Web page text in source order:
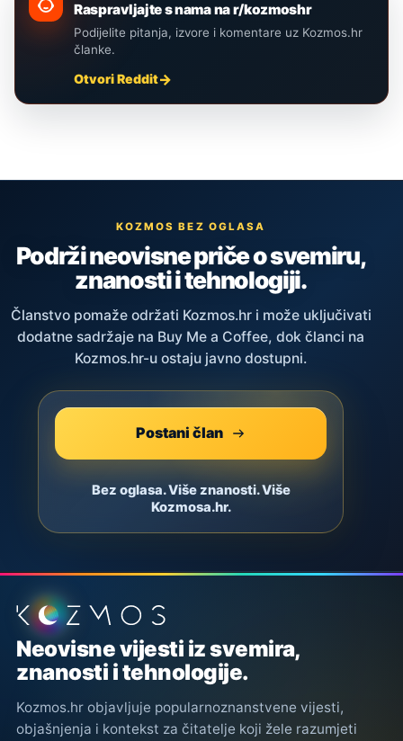
Raspravljajte s nama na r/kozmoshr
Podijelite pitanja, izvore i komentare uz Kozmos.hr
članke.
Otvori Reddit
KOZMOS BEZ OGLASA
Podrži neovisne priče o svemiru,
znanosti i tehnologiji.
Članstvo pomaže održati Kozmos.hr i može uključivati
dodatne sadržaje na Buy Me a Coffee, dok članci na
Kozmos.hr-u ostaju javno dostupni.
Postani član
Bez oglasa. Više znanosti. Više
Kozmosa.hr.
Podnožje stranice
Neovisne vijesti iz svemira,
znanosti i tehnologije.
Kozmos.hr objavljuje popularnoznanstvene vijesti,
objašnjenja i kontekst za čitatelje koji žele razumjeti